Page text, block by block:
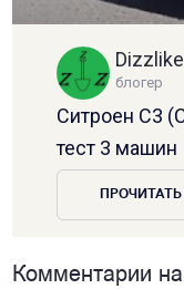
блогер
Ситроен С3
тест 3 машин
Комментарии